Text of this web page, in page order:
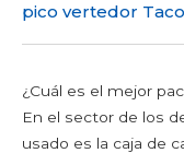
pico vertedor
¿Cuál es el mejor
En el sector de los
usado es la caja de